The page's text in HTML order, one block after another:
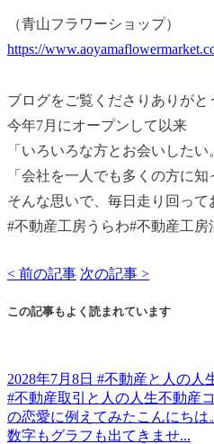
（青山フラワーショップ）
https://
ブログをご覧くださりありがと
今年7月にオープンして以来
「いろいろな方とお会いしたい
「会社を一人でも多くの方に知
そんな思いで、毎日走り回って
#不動産工房うらわ#不動産工
< 前の記事 次の記事 >
この記事もよく読まれています
2028年7月8日 #不動産と人の
#不動産取引と人の人生不動
の恋愛に例えてみたこんにちは
数字もグラフも出てきませ...